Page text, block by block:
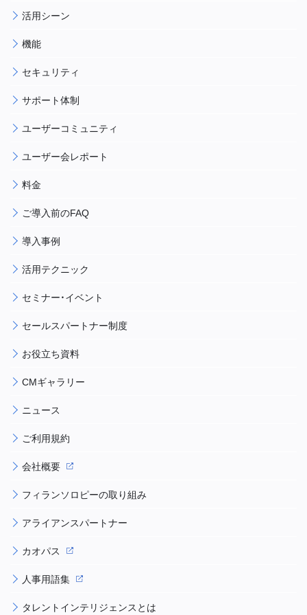
活用シーン
機能
セキュリティ
サポート体制
ユーザーコミュニティ
ユーザー会レポート
料金
ご導入前のFAQ
導入事例
活用テクニック
セミナー・イベント
セールスパートナー制度
お役立ち資料
CMギャラリー
ニュース
ご利用規約
会社概要
フィランソロピーの取り組み
アライアンスパートナー
カオパス
人事用語集
タレントインテリジェンスとは